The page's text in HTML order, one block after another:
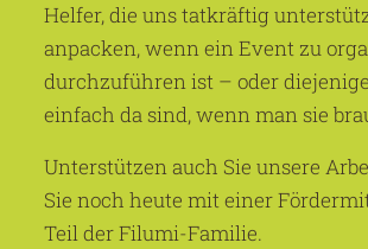
Helfer, die uns tatkräftig
anpacken, wenn ein Event zu
durchzuführen ist – oder
einfach da sind, wenn man sie
Unterstützen auch Sie unsere
Sie noch heute mit einer
Teil der Filumi-Familie.